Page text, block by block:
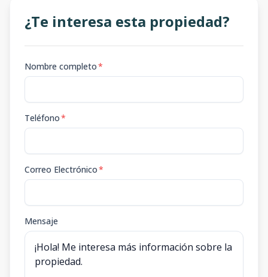
¿Te interesa esta propiedad?
Nombre completo*
Teléfono*
Correo Electrónico*
Mensaje